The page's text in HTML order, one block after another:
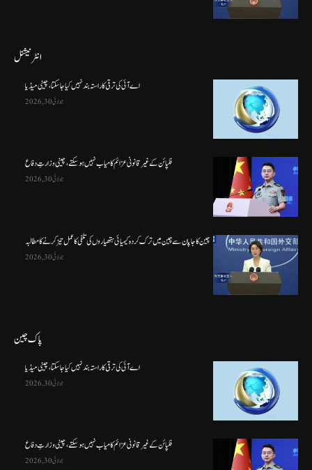
انٹرنیشنل
اے آئی کی ترقی کا راستہ بند نہیں کیا جا سکتا، چینی میڈیا
جولائی 30, 2026
فلپائن کے غیر قانونی عزائم کامیاب نہیں ہو سکتے ، چینی وزارتِ دفاع
جولائی 30, 2026
چین کا جاپان سے چین میں ترک کردہ کیمیائی ہتھیاروں کی تلفی کا عمل تیز کرنے کا مطالبہ
جولائی 30, 2026
پاک چین
اے آئی کی ترقی کا راستہ بند نہیں کیا جا سکتا، چینی میڈیا
جولائی 30, 2026
فلپائن کے غیر قانونی عزائم کامیاب نہیں ہو سکتے ، چینی وزارتِ دفاع
جولائی 30, 2026